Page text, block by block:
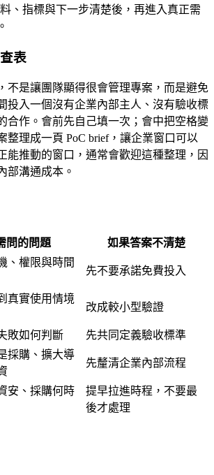
、指標與下一步清楚後，再進入真正需
表
不是讓團隊顯得很會管理專案，而是避免
投入一個沒有企業內部主人、沒有驗收標
合作。會前先自己填一次；會中把空格變
整理成一頁 PoC brief，讓企業窗口可以
能推動的窗口，通常會歡迎這種整理，因
部溝通成本。
問的問題
如果答案不清楚
、權限與時間
先不要承諾免費投入
真實使用情境
改成較小型驗證
敗如何判斷 先共同定義驗收標準
採購、擴大導
先釐清企業內部流程
安、採購何時
提早拉進時程，不要最
後才處理